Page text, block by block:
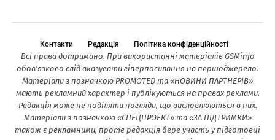
Контакти Редакція Політика конфіденційності
Всі права дотримано. При використанні матеріалів GSMinfo
обов’язково слід вказувати гіперпосилання на першоджерело.
Матеріали з позначкою PROMOTED та «НОВИНИ ПАРТНЕРІВ»
мають рекламний характер і публікуються на правах реклами.
Редакція може не поділяти погляди, що висловлюються в них.
Матеріали з позначкою «СПЕЦПРОЕКТ» та «ЗА ПІДТРИМКИ»
також є рекламними, проте редакція бере участь у підготовці